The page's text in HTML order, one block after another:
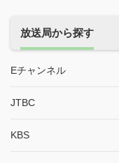
放送局から探す
Eチャンネル
JTBC
KBS